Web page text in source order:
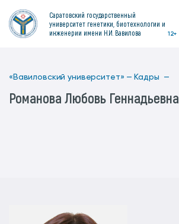
Саратовский государственный
университет генетики, биотехнологии и
инженерии имени Н.И. Вавилова
12+
«Вавиловский университет» — Кадры —
Романова Любовь Геннадьевна